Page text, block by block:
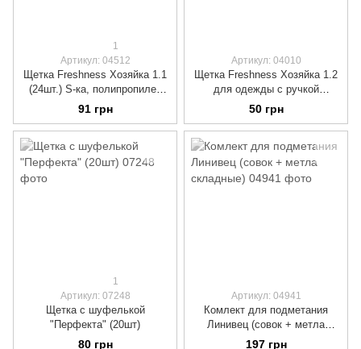
1
Артикул: 04512
Щетка Freshness Хозяйка 1.1
(24шт.) S-ка, полипропилен
бежево - зеленый (35 мм.)
91 грн
Артикул: 04010
Щетка Freshness Хозяйка 1.2
для одежды с ручкой
полипропилен черный (55мм)
50 грн
1
Артикул: 07248
Щетка с шуфелькой
"Перфекта" (20шт)
80 грн
Артикул: 04941
Комлект для подметания
Линивец (совок + метла
складные)
197 грн